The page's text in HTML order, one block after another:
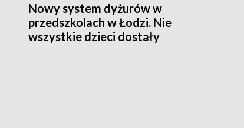
Nowy system dyżurów w
przedszkolach w Łodzi. Nie
wszystkie dzieci dostały